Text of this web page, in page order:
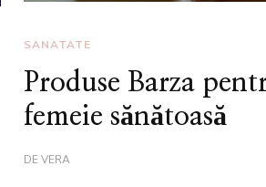
SANATATE
Produse Barza
femeie sănătoasă
DEVERA